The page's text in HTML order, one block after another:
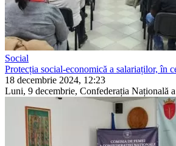
Social
Protecția social-economică a salariaților, în
18 decembrie 2024, 12:23
Luni, 9 decembrie, Confederația Națională